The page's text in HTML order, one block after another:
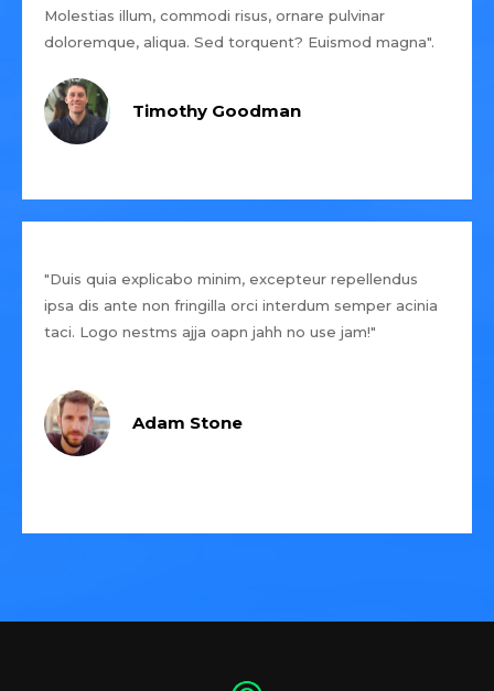
Molestias illum, commodi risus, ornare pulvinar
doloremque, aliqua. Sed torquent? Euismod magna".
Timothy Goodman
"Duis quia explicabo minim, excepteur repellendus
ipsa dis ante non fringilla orci interdum semper acinia
taci. Logo nestms ajja oapn jahh no use jam!"
Adam Stone